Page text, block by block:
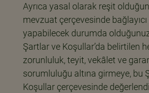
Ayrıca yasal olarak reşit
mevzuat çerçevesinde
yapabilecek durumda
Şartlar ve Koşullar’da belirtilen
zorunluluk, teyit, vekâlet ve
sorumluluğu altına girmeye, bu
Koşullar çerçevesinde